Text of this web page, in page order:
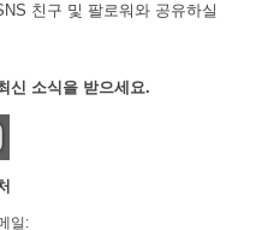
친구 및 팔로워와 공유하실
신 소식을 받으세요.
일: